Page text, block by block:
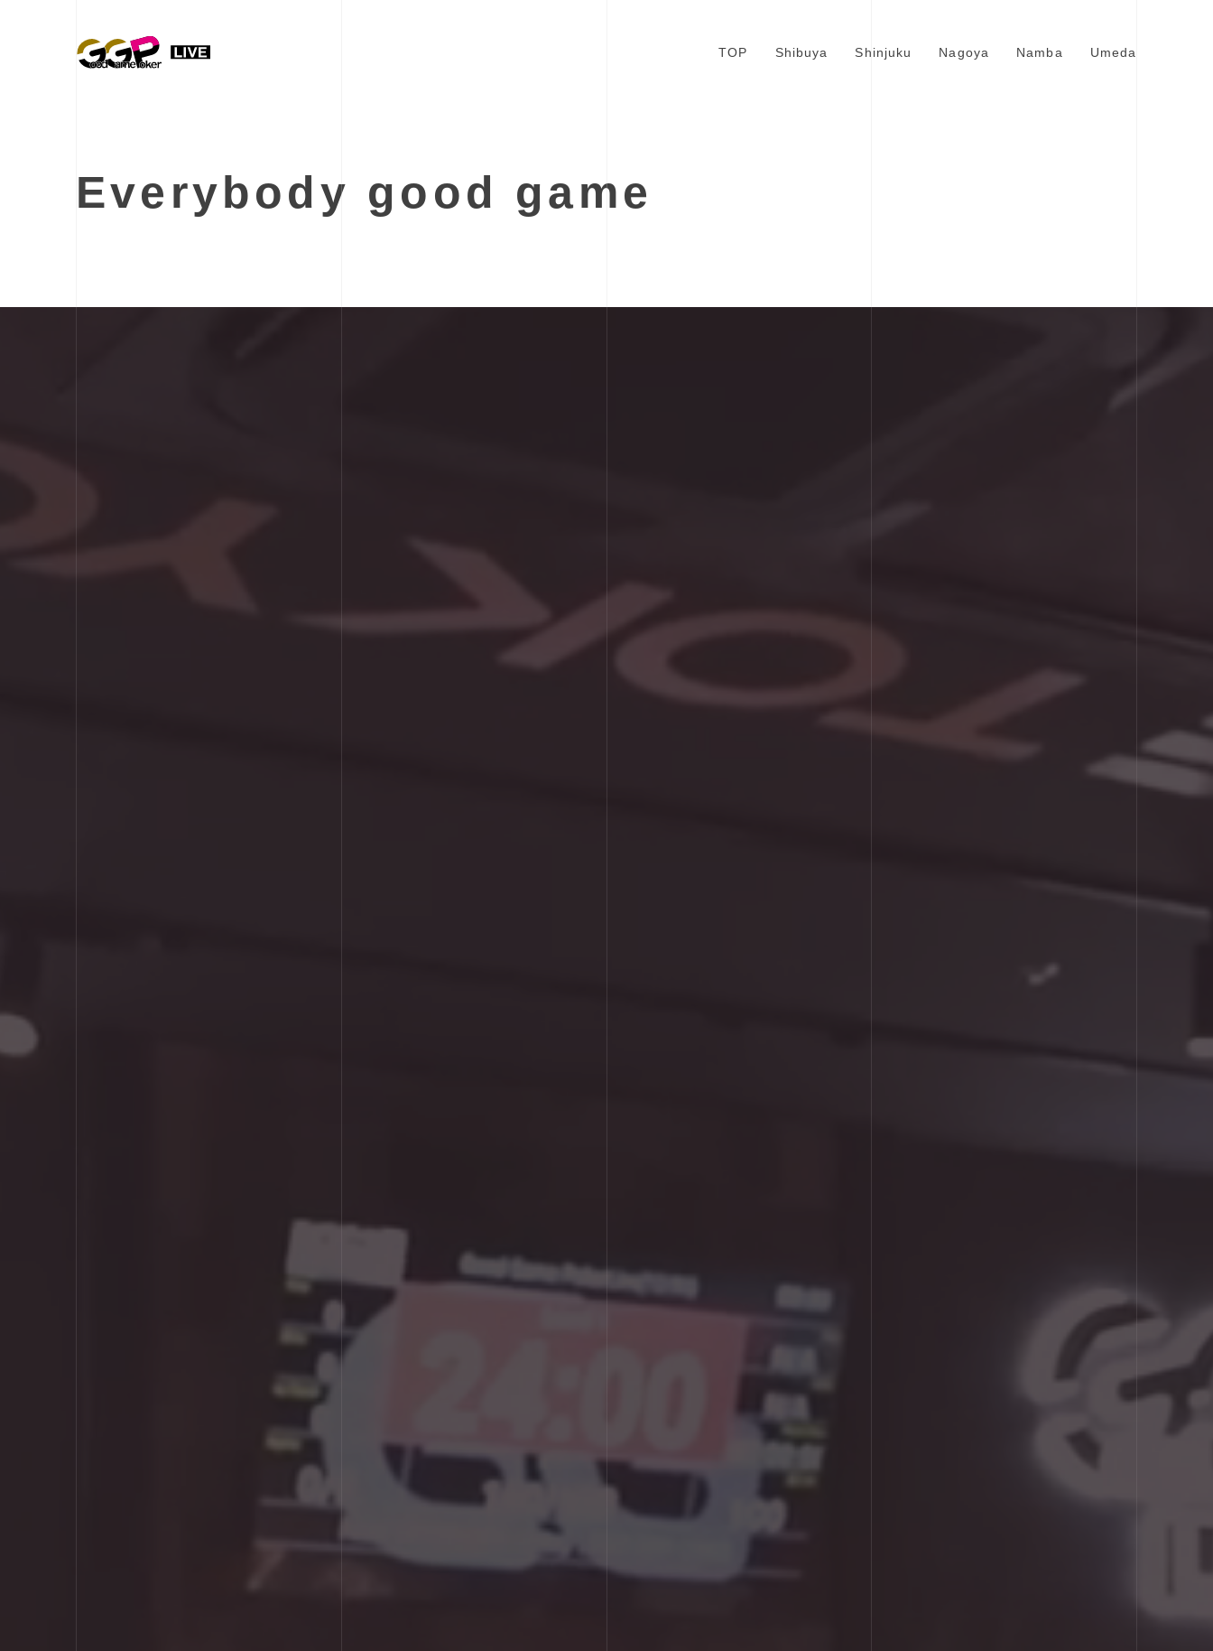
TOP Shibuya Shinjuku Nagoya Namba Umeda
Everybody good game